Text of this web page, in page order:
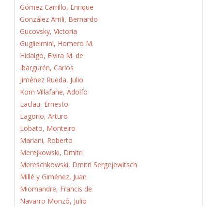
Gómez Carrillo, Enrique
González Arrili, Bernardo
Gucovsky, Victoria
Guglielmini, Homero M.
Hidalgo, Elvira M. de
Ibargurén, Carlos
Jiménez Rueda, Julio
Korn Villafañe, Adolfo
Laclau, Ernesto
Lagorio, Arturo
Lobato, Monteiro
Mariani, Roberto
Merejkowski, Dmitri
Mereschkowski, Dmitri Sergejewitsch
Millé y Giménez, Juan
Miomandre, Francis de
Navarro Monzó, Julio